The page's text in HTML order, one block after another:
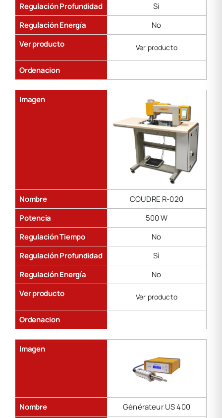
Regulación Profundidad
Sí
Regulación Energía
No
Ver producto
Ver producto
Ordenacion
Imagen
Nombre
COUDRE R-020
Potencia
500 W
Regulación Tiempo
No
Regulación Profundidad
Sí
Regulación Energía
No
Ver producto
Ver producto
Ordenacion
Imagen
Nombre
Générateur US 400